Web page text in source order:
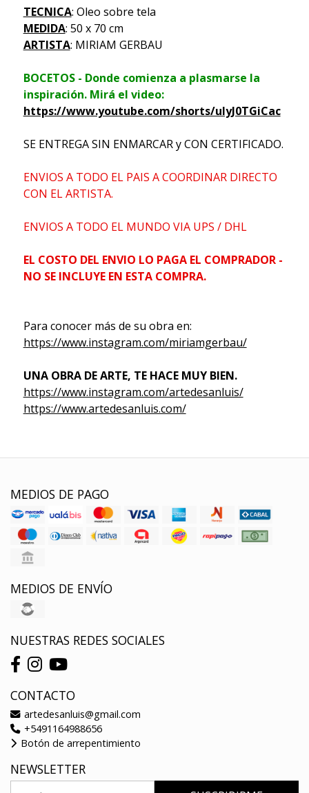
TECNICA: Oleo sobre tela
MEDIDA: 50 x 70 cm
ARTISTA: MIRIAM GERBAU
BOCETOS - Donde comienza a plasmarse la
inspiración. Mirá el video:
https://www.youtube.com/shorts/ulyJ0TGiCac
SE ENTREGA SIN ENMARCAR y CON CERTIFICADO.
ENVIOS A TODO EL PAIS A COORDINAR DIRECTO
CON EL ARTISTA.
ENVIOS A TODO EL MUNDO VIA UPS / DHL
EL COSTO DEL ENVIO LO PAGA EL COMPRADOR -
NO SE INCLUYE EN ESTA COMPRA.
Para conocer más de su obra en:
https://www.instagram.com/miriamgerbau/
UNA OBRA DE ARTE, TE HACE MUY BIEN.
https://www.instagram.com/artedesanluis/
https://www.artedesanluis.com/
MEDIOS DE PAGO
MEDIOS DE ENVÍO
NUESTRAS REDES SOCIALES
CONTACTO
artedesanluis@gmail.com
+5491164988656
Botón de arrepentimiento
NEWSLETTER